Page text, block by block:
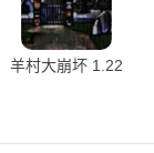
羊村大崩坏 1.22